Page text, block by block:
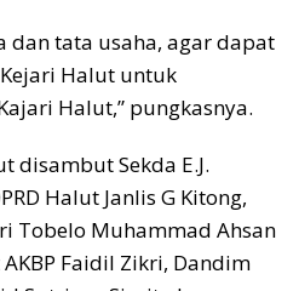
dan tata usaha, agar dapat
Halut untuk
Halut,” pungkasnya.
disambut Sekda E.J.
Halut Janlis G Kitong,
Tobelo Muhammad Ahsan
Faidil Zikri, Dandim